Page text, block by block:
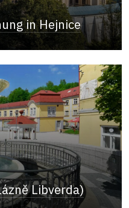
in Hejnice
Libverda)